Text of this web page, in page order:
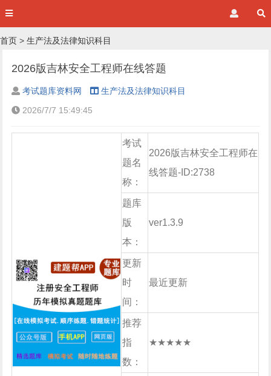
首页 > 生产法及法律知识科目
2026版吉林安全工程师在线答题
考试题库资料网
生产法及法律知识科目
2026/7/7 15:49:45
考试
题名
称：
2026版吉林安全工程师在
线答题-ID:2738
题库
版
本：
ver1.3.9
更新
时
间：
最近更新
推荐
指
数：
★★★★★